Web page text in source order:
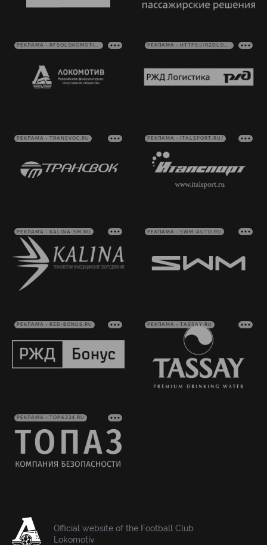
РЕКЛАМА • RFSOLOKOMOTIV.RU РЕКЛАМА • HTTPS://RZDLOG.RU/
РЕКЛАМА • TRANSVOC.RU РЕКЛАМА • ITALSPORT.RU/
РЕКЛАМА • KALINA-SM.RU РЕКЛАМА • SWM-AUTO.RU
РЕКЛАМА • RZD-BONUS.RU РЕКЛАМА • TASSAY.RU
РЕКЛАМА • TOPAZ24.RU
Official website of the Football Club
Lokomotiv